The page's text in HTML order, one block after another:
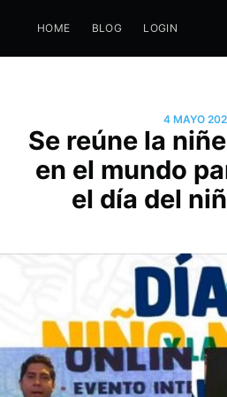
HOME BLOG LOGIN
4 MAYO
Se reúne la
en el mundo
el día del